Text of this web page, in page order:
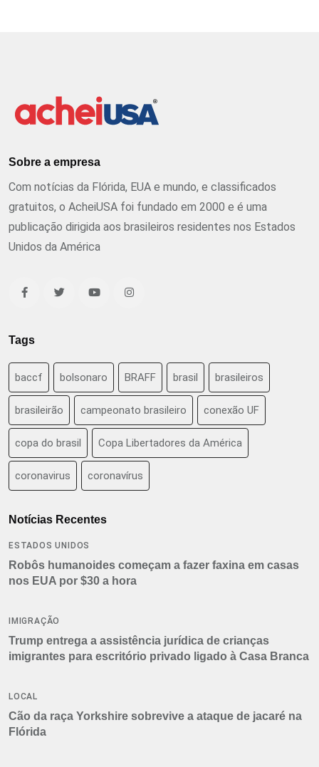
Sobre a empresa
Com notícias da Flórida, EUA e mundo, e classificados
gratuitos, o AcheiUSA foi fundado em 2000 e é uma
publicação dirigida aos brasileiros residentes nos Estados
Unidos da América
Tags
baccf bolsonaro BRAFF brasil brasileiros
brasileirão campeonato brasileiro conexão UF
copa do brasil Copa Libertadores da América
coronavirus coronavírus
Notícias Recentes
ESTADOS UNIDOS
Robôs humanoides começam a fazer faxina em casas
nos EUA por $30 a hora
IMIGRAÇÃO
Trump entrega a assistência jurídica de crianças
imigrantes para escritório privado ligado à Casa Branca
LOCAL
Cão da raça Yorkshire sobrevive a ataque de jacaré na
Flórida